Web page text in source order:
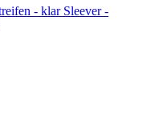
Sleever -